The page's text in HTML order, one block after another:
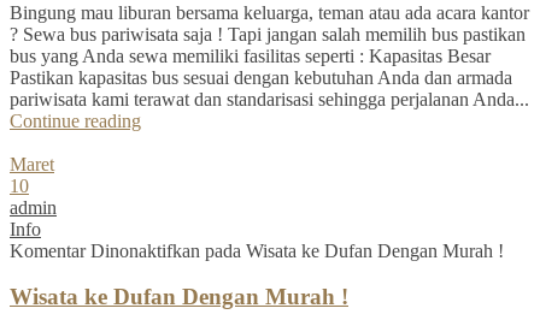
Bingung mau liburan bersama keluarga, teman atau ada acara kantor
? Sewa bus pariwisata saja ! Tapi jangan salah memilih bus pastikan
bus yang Anda sewa memiliki fasilitas seperti : Kapasitas Besar
Pastikan kapasitas bus sesuai dengan kebutuhan Anda dan armada
pariwisata kami terawat dan standarisasi sehingga perjalanan Anda...
Continue reading
Maret
10
admin
Info
Komentar Dinonaktifkan pada Wisata ke Dufan Dengan Murah !
Wisata ke Dufan Dengan Murah !